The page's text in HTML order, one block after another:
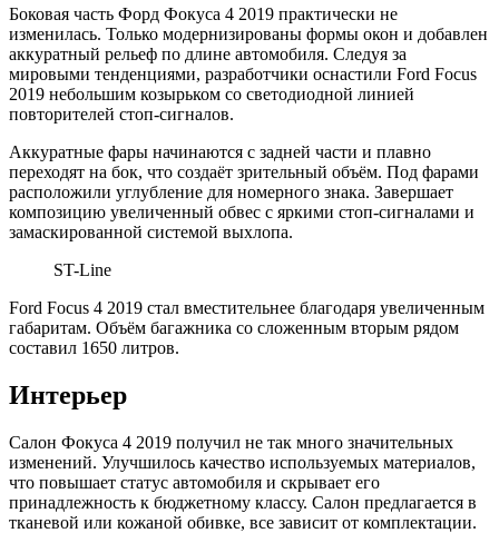
Боковая часть Форд Фокуса 4 2019 практически не
изменилась. Только модернизированы формы окон и добавлен
аккуратный рельеф по длине автомобиля. Следуя за
мировыми тенденциями, разработчики оснастили Ford Focus
2019 небольшим козырьком со светодиодной линией
повторителей стоп-сигналов.
Аккуратные фары начинаются с задней части и плавно
переходят на бок, что создаёт зрительный объём. Под фарами
расположили углубление для номерного знака. Завершает
композицию увеличенный обвес с яркими стоп-сигналами и
замаскированной системой выхлопа.
ST-Line
Ford Focus 4 2019 стал вместительнее благодаря увеличенным
габаритам. Объём багажника со сложенным вторым рядом
составил 1650 литров.
Интерьер
Салон Фокуса 4 2019 получил не так много значительных
изменений. Улучшилось качество используемых материалов,
что повышает статус автомобиля и скрывает его
принадлежность к бюджетному классу. Салон предлагается в
тканевой или кожаной обивке, все зависит от комплектации.